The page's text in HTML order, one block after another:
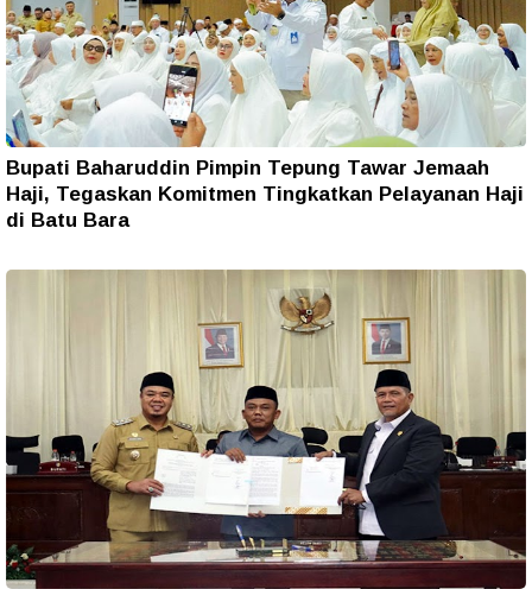
Bupati Baharuddin Pimpin Tepung Tawar Jemaah
Haji, Tegaskan Komitmen Tingkatkan Pelayanan Haji
di Batu Bara